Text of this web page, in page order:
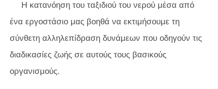
Η κατανόηση του ταξιδιού του νερού μέσα από
ένα εργοστάσιο μας βοηθά να εκτιμήσουμε τη
σύνθετη αλληλεπίδραση δυνάμεων που οδηγούν τις
διαδικασίες ζωής σε αυτούς τους βασικούς
οργανισμούς.